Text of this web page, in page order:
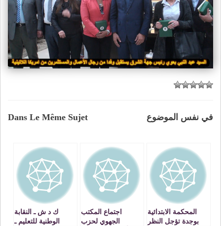
Dans Le Même Sujet في نفس الموضوع
المحكمة الابتدائية
بوجدة تؤجل النظر
اجتماع المكتب
الجهوي لحزب
ك د ش ـ النقابة
الوطنية للتعليم ـ